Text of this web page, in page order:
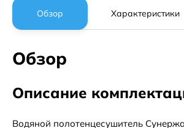
Обзор Характеристики
Обзор
Описание
Водяной полотенцесушитель